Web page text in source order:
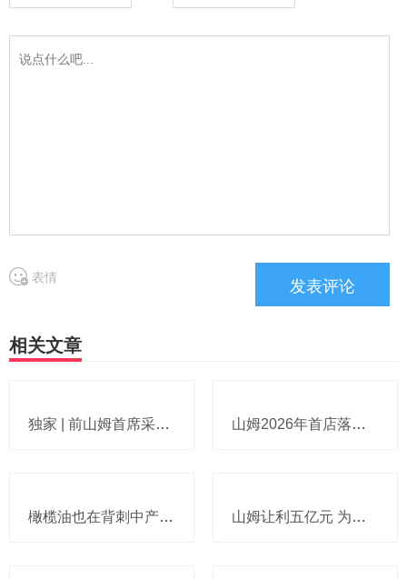
表情
相关文章
独家 | 前山姆首席采购官张青或加盟博裕投资担任运营合伙人，与星巴克“结缘” 山姆2026年首店落地无锡，全链路品控筑牢差异化壁垒
橄榄油也在背刺中产？这次中国市场也感受到了橄榄油的涨价 山姆让利五亿元 为会员日常开销做减法